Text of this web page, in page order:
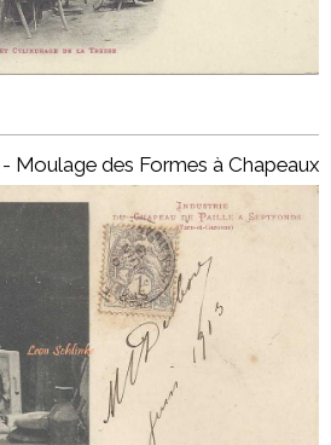
Moulage des Formes à Chapeaux